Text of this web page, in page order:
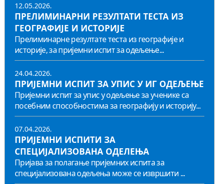
12.05.2026.
ПРЕЛИМИНАРНИ РЕЗУЛТАТИ ТЕСТА ИЗ
ГЕОГРАФИЈЕ И ИСТОРИЈЕ
Прелиминарне резултате теста из географије и
историје, за пријемни испит за одељење...
24.04.2026.
ПРИЈЕМНИ ИСПИТ ЗА УПИС У ИГ ОДЕЉЕЊЕ
Пријемни испит за упис у одељење за ученике са
посебним способностима за географију и историју...
07.04.2026.
ПРИЈЕМНИ ИСПИТИ ЗА
СПЕЦИЈАЛИЗОВАНА ОДЕЛЕЊА
Пријава за полагање пријемних испита за
специјализована одељења може се извршити ...